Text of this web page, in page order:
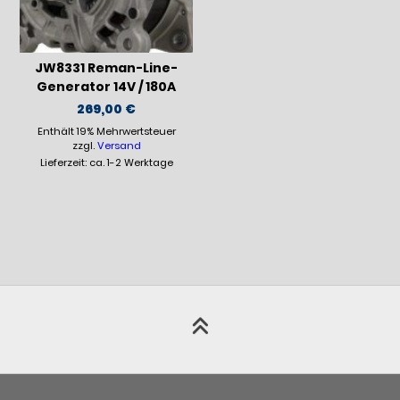
JW8331 Reman-Line-
Generator 14V / 180A
269,00 €
Enthält 19% Mehrwertsteuer
zzgl.Versand
Lieferzeit: ca. 1-2 Werktage